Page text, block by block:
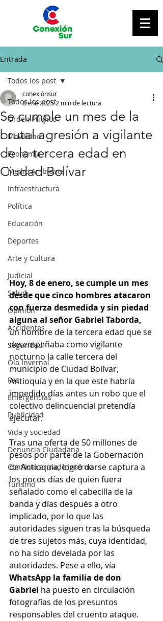
Entrada
Todos los post
Orden Público
Movilidad
Economía
Medio Ambiente
Infraestructura
Política
Educación
Deportes
Arte y Cultura
Judicial
Salud
Opinión
Accidentes
Seguridad
Ola Invernal
Paz
Emergencias
Publicidad
Vida y sociedad
Denuncia Ciudadana
Conflicto armado interno
Turismo
Todos los post
Se cumple un mes de la
brutal agresión a vigilante
de la tercera edad en
Ciudad Bolívar
conexiónsur
8 ene 20252 min de lectura
Hoy, 8 de enero, se cumple un mes
desde que cinco hombres atacaron
con fuerza desmedida y sin piedad
alguna al señor Gabriel Taborda,
un hombre de la tercera edad que se
desempeñaba como vigilante
nocturno la calle tercera del
municipio de Ciudad Bolívar,
Antioquia y en la que este habría
impedido días antes un robo que el
colectivo delincuencial pretendía
ejecutar.
Tras una oferta de 50 millones de
pesos por parte de la Gobernación
de Antioquia, logró darse captura a
los pocos días de quien fuera
señalado como el cabecilla de la
banda y días después a otro
implicado, por lo que las
autoridades siguen tras la búsqueda
de tres sujetos más, cuya identidad,
no ha sido develada por las
autoridades. Pese a ello, vía
WhatsApp la familia de don
Gabriel ha puesto en circulación
fotografías de los presuntos
responsables del cruento ataque.